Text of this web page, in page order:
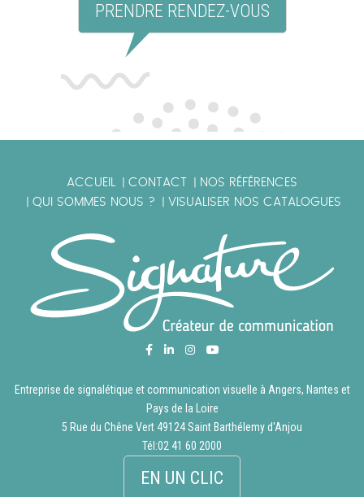
PRENDRE RENDEZ-VOUS
ACCUEIL CONTACT NOS RÉFÉRENCES
QUI SOMMES NOUS ? VISUALISER NOS CATALOGUES
Entreprise de signalétique et communication visuelle à Angers, Nantes et
Pays de la Loire
5 Rue du Chêne Vert 49124 Saint Barthélemy d'Anjou
Tél:02 41 60 2000
EN UN CLIC